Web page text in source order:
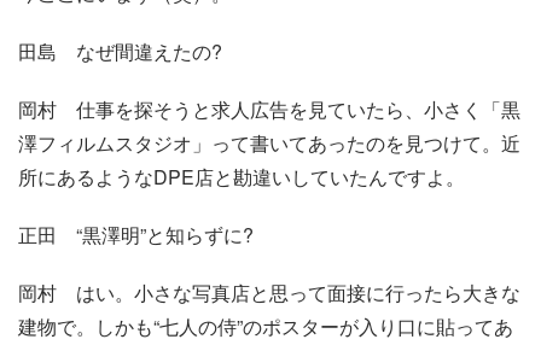
田島 なぜ間違えたの?
岡村 仕事を探そうと求人広告を見ていたら、小さく「黒
澤フィルムスタジオ」って書いてあったのを見つけて。近
所にあるようなDPE店と勘違いしていたんですよ。
正田 “黒澤明”と知らずに?
岡村 はい。小さな写真店と思って面接に行ったら大きな
建物で。しかも“七人の侍”のポスターが入り口に貼ってあ